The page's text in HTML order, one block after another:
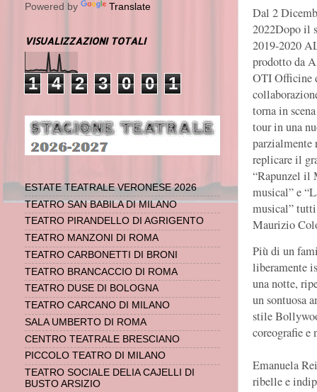
Dal 2
2022Dopo il
2019-2020
prodotto da
OTI Officine
torna in
tour in una
parzialmente
replicare il
“Rapunzel il
musical” e
musical”
Maurizio
Più di un
liberamente
una notte,
un sontuosa
stile
coreografie e
Emanuela
ribelle e
Powered by Translate
VISUALIZZAZIONI TOTALI
1 4 2 3 0 0 1
ESTATE TEATRALE VERONESE 2026
TEATRO SAN BABILA DI MILANO
TEATRO PIRANDELLO DI AGRIGENTO
TEATRO MANZONI DI ROMA
TEATRO CARBONETTI DI BRONI
TEATRO BRANCACCIO DI ROMA
TEATRO DUSE DI BOLOGNA
TEATRO CARCANO DI MILANO
SALA UMBERTO DI ROMA
CENTRO TEATRALE BRESCIANO
PICCOLO TEATRO DI MILANO
TEATRO SOCIALE DELIA CAJELLI DI
BUSTO ARSIZIO